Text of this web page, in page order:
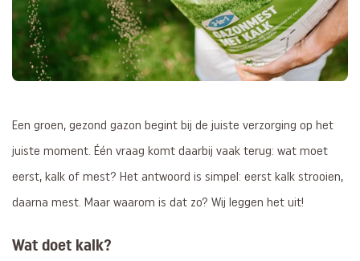
Een groen, gezond gazon begint bij de juiste verzorging op het
juiste moment. Één vraag komt daarbij vaak terug: wat moet
eerst, kalk of mest? Het antwoord is simpel: eerst kalk strooien,
daarna mest. Maar waarom is dat zo? Wij leggen het uit!
Wat doet kalk?